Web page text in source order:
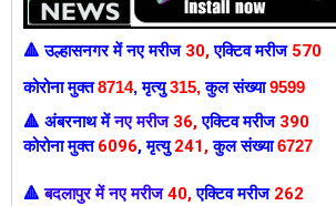
🔺उल्हासनगर मेंनए मरीज30,एक्टिव मरीज 570
कोरोना मुक्त8714,मृत्यु315, कुल संख्या9599
🔺 अंबरनाथ मेंनए मरीज 36, एक्टिव मरीज 390
कोरोना मुक्त6096,मृत्यु241, कुल संख्या6727
🔺 बदलापुर में नए मरीज40,एक्टिव मरीज262